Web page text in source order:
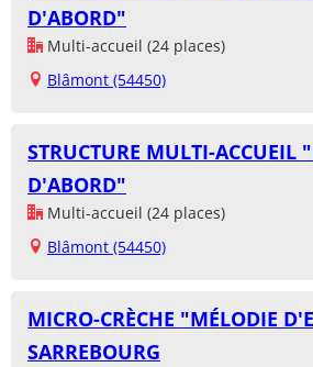
D'ABORD"
Multi-accueil (24 places)
Blâmont (54450)
STRUCTURE MULTI-ACCUEIL
D'ABORD"
Multi-accueil (24 places)
Blâmont (54450)
MICRO-CRÈCHE "MÉLODIE
SARREBOURG